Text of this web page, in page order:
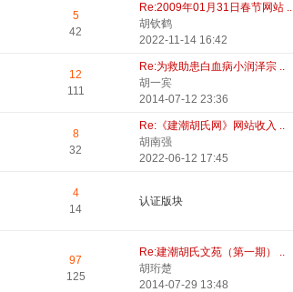
5
42
Re:2009年01月31日春节网站 ..
胡钦鹤
2022-11-14 16:42
12
111
Re:为救助患白血病小润泽宗 ..
胡一宾
2014-07-12 23:36
8
32
Re:《建潮胡氏网》网站收入 ..
胡南强
2022-06-12 17:45
4
14
认证版块
97
125
Re:建潮胡氏文苑（第一期） ..
胡珩楚
2014-07-29 13:48